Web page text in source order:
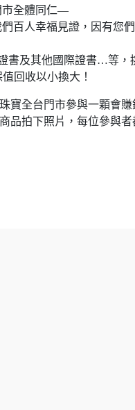
市全體同仁—
百人幸福見證，因有您
書及其他國際證書…等，
回收以小換大！
寶全台門市參與一顆會
品拍下照片，每位參與